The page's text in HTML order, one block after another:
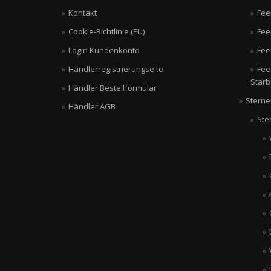
Kontakt
Cookie-Richtlinie (EU)
Login Kundenkonto
Händlerregistrierungseite
Händler Bestellformular
Händler AGB